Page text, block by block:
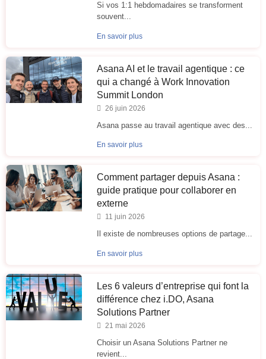
Si vos 1:1 hebdomadaires se transforment
souvent...
En savoir plus
Asana AI et le travail agentique : ce
qui a changé à Work Innovation
Summit London
26 juin 2026
Asana passe au travail agentique avec des...
En savoir plus
Comment partager depuis Asana :
guide pratique pour collaborer en
externe
11 juin 2026
Il existe de nombreuses options de partage...
En savoir plus
Les 6 valeurs d’entreprise qui font la
différence chez i.DO, Asana
Solutions Partner
21 mai 2026
Choisir un Asana Solutions Partner ne
revient...